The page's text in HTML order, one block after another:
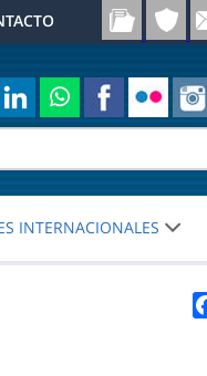
INTERNACIONALES